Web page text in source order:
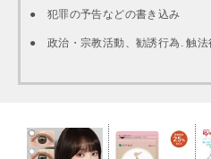
● 犯罪の予告などの書き込み
● 政治・宗教活動、勧誘行為. 触法